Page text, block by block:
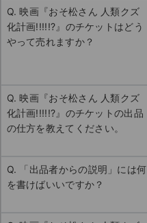
Q. 映画『おそ松さん 人類クズ
化計画!!!!!?』のチケットはどう
やって売れますか？
Q. 映画『おそ松さん 人類クズ
化計画!!!!!?』のチケットの出品
の仕方を教えてください。
Q. 「出品者からの説明」には何
を書けばいいですか？